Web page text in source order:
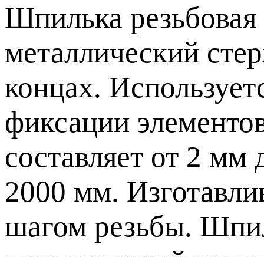
Шпилька
металлический
концах.
фиксации
составляет от 2
2000 мм.
шагом резьбы.